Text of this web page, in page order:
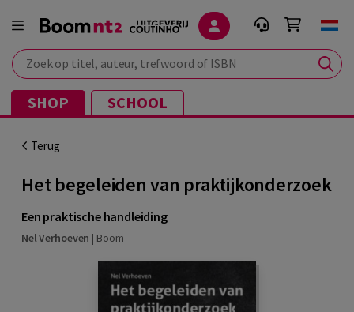
Zoek op titel, auteur, trefwoord of ISBN
SHOP SCHOOL
Terug
Het begeleiden van praktijkonderzoek
Een praktische handleiding
Nel Verhoeven | Boom